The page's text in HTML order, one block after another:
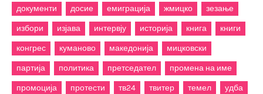
документи
досие емиграција жмицко
зезање
избори
изјава интервју историја книга
книги
конгрес
куманово македонија
мицковски
партија
политика претседател
промена на име
промоција
протести тв24 твитер темел
удба